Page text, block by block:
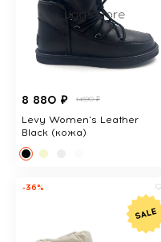
8 880 ₽ 14690 ₽
Levy Women's Leather
Black (кожа)
-36%